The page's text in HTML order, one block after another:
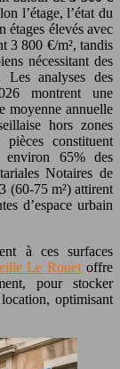
l’étage, l’état du
étages élevés avec
3 800 €/m², tandis
nécessitant des
Les analyses des
montrent une
moyenne annuelle
hors zones
constituent
environ 65% des
Notaires de
(60-75 m²) attirent
d’espace urbain
à ces surfaces
Le Rouet offre
pour stocker
optimisant